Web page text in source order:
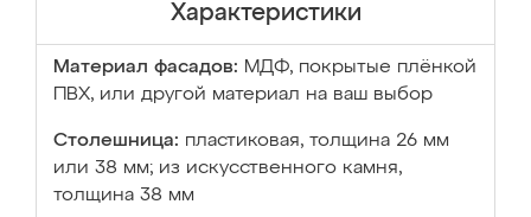
Характеристики
Материал фасадов: МДФ, покрытые плёнкой
ПВХ, или другой материал на ваш выбор
Столешница: пластиковая, толщина 26 мм
или 38 мм; из искусственного камня,
толщина 38 мм